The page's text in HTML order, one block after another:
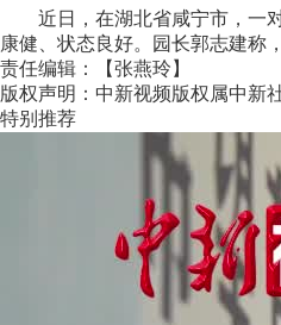
近日，在湖北省咸宁市，一对
康健、状态良好。园长郭志建称
责任编辑：【张燕玲】
版权声明：中新视频版权属中新
特别推荐